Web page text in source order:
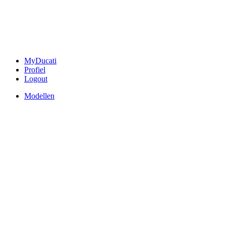
MyDucati
Profiel
Logout
Modellen